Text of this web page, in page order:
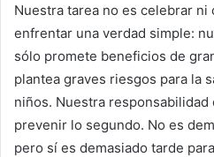
Nuestra tarea no es celebrar ni
enfrentar una verdad simple:
sólo promete beneficios de
plantea graves riesgos para la
niños. Nuestra
prevenir lo segundo. No es
pero sí es demasiado tarde